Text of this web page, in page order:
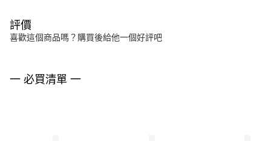
評價
喜歡這個商品嗎？購買後給他一個好評吧
一 必買清單 一